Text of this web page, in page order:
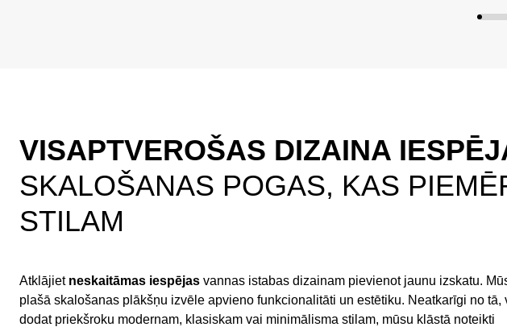
VISAPTVEROŠAS DIZAINA
SKALOŠANAS POGAS, KAS
STILAM
Atklājiet neskaitāmas iespējas vannas istabas dizainam pievienot jaunu izskatu.
plašā skalošanas plākšņu izvēle apvieno funkcionalitāti un estētiku. Neatkarīgi no tā,
dodat priekšroku modernam, klasiskam vai minimālisma stilam, mūsu klāstā noteikti